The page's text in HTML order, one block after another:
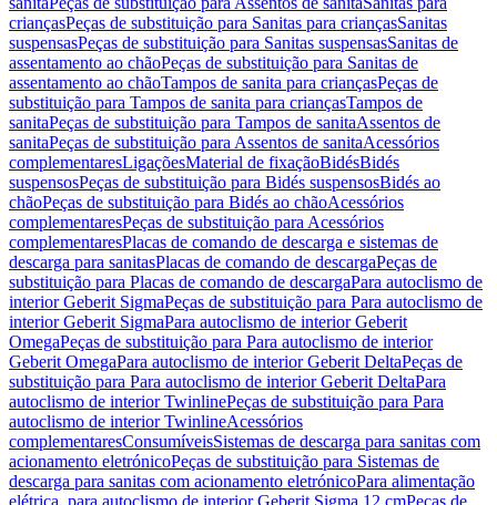
criançasPeças de substituição para Sanitas para criançasSanitas
suspensasPeças de substituição para Sanitas suspensasSanitas de
assentamento ao chãoPeças de substituição para Sanitas de
assentamento ao chãoTampos de sanita para criançasPeças de
substituição para Tampos de sanita para criançasTampos de
sanitaPeças de substituição para Tampos de sanitaAssentos de
sanitaPeças de substituição para Assentos de sanitaAcessórios
complementaresLigaçõesMaterial de fixaçãoBidésBidés
suspensosPeças de substituição para Bidés suspensosBidés ao
chãoPeças de substituição para Bidés ao chãoAcessórios
complementaresPeças de substituição para Acessórios
complementaresPlacas de comando de descarga e sistemas de
descarga para sanitasPlacas de comando de descargaPeças de
substituição para Placas de comando de descargaPara autoclismo de
interior Geberit SigmaPeças de substituição para Para autoclismo de
interior Geberit SigmaPara autoclismo de interior Geberit
OmegaPeças de substituição para Para autoclismo de interior
Geberit OmegaPara autoclismo de interior Geberit DeltaPeças de
substituição para Para autoclismo de interior Geberit DeltaPara
autoclismo de interior TwinlinePeças de substituição para Para
autoclismo de interior TwinlineAcessórios
complementaresConsumíveisSistemas de descarga para sanitas com
acionamento eletrónicoPeças de substituição para Sistemas de
descarga para sanitas com acionamento eletrónicoPara alimentação
elétrica, para autoclismo de interior Geberit Sigma 12 cmPeças de